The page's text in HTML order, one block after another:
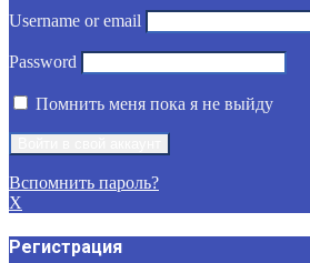
Username or email
Password
Помнить меня пока я не выйду
Вспомнить пароль?
X
Регистрация